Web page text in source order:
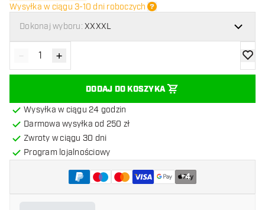
Wysyłka w ciągu 3-10 dni roboczych
Dokonaj wyboru: XXXXL
Zmniejsz ilość
- Zwiększ ilość
+
DODAJ DO KOSZYKA
Wysyłka w ciągu 24 godzin
Darmowa wysyłka od 250 zł
Zwroty w ciągu 30 dni
Program lojalnościowy
+4